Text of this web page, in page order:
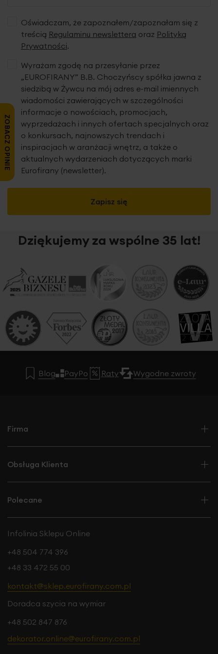
Oświadczam, że zapoznałem/zapoznałam się z
treścią Regulaminu newslettera oraz Polityką
Prywatności.
Zapisz się
Wyrażam zgodę na przesyłanie przez
„EUROFIRANY” B.B. Choczyńscy spółka jawna z
siedzibą w Żywcu na mój adres e-mail imiennych
wiadomości zawierających w szczególności
informacje o nowościach, promocjach,
wyprzedażach i innych ofertach specjalnych oraz
o konkursach, najnowszych trendach i
inspiracjach w aranżacji wnętrz, a także o
aktualnych wydarzeniach dotyczących marki
Eurofirany (newsletter).
Dziękujemy za wspólne 35 lat!
Blog PayPo Raty Wygodne zwroty
Firma
Obsługa Klienta
Polecane
Infolinia Sklepu Online
+48 504 774 396
+48 33 472 55 00
kontakt@sklep.eurofirany.com.pl
Doradca szycia na wymiar
+48 502 847 876
dekorator.online@eurofirany.com.pl
ZOBACZ OPINIE